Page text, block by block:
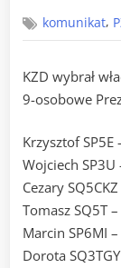
komunikat,
KZD wybrał
9-osobowe
Krzysztof SP5E
Wojciech SP3U
Cezary
Tomasz SQ5T
Marcin SP6MI
Dorota